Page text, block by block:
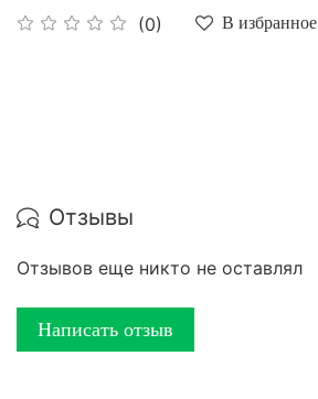
(0) В избранное
Отзывы
Отзывов еще никто не оставлял
Написать отзыв